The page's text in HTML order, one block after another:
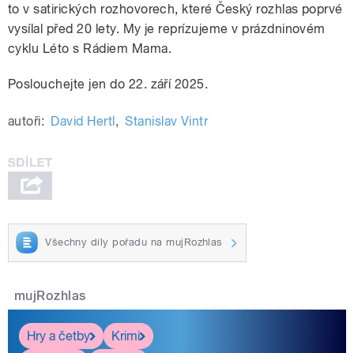
to v satirických rozhovorech, které Český rozhlas poprvé
vysílal před 20 lety. My je reprízujeme v prázdninovém
cyklu Léto s Rádiem Mama.
Poslouchejte jen do 22. září 2025.
autoři: David Hertl, Stanislav Vintr
Všechny díly pořadu na mujRozhlas
mujRozhlas
Hry a četby
Krimi